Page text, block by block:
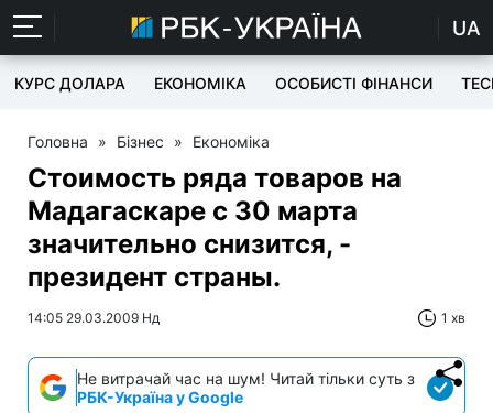
UA
КУРС ДОЛАРА ЕКОНОМІКА ОСОБИСТІ ФІНАНСИ
Головна » Бізнес » Економіка
Стоимость ряда товаров на
Мадагаскаре с 30 марта
значительно снизится, -
президент страны.
14:05 29.03.2009 Нд 1 хв
Не витрачай час на шум! Читай тільки суть з
РБК-Україна у Google